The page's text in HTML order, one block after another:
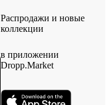
Распродажи и новые
коллекции
в приложении
Dropp.Market